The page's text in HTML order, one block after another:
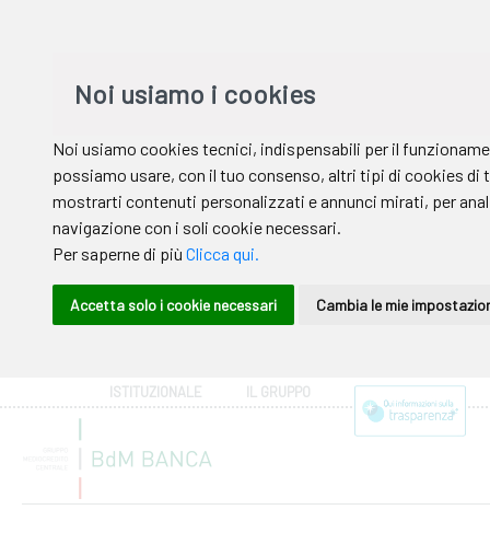
ISTITUZIONALE IL GRUPPO